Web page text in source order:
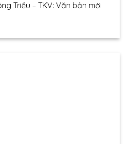
Triều – TKV: Văn bản mời